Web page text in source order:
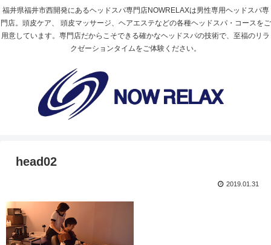
福井県福井市西開発にあるヘッドスパ専門店NOWRELAXは男性専用ヘッドスパ専
門店。頭皮ケア、 頭皮マッサージ、ヘアエステなどの各種ヘッドスパ・コースをご
用意しています。専門店だからこそできる確かなヘッドスパの技術で、至福のリラ
クゼーションタイムをご体験ください。
head02
2019.01.31